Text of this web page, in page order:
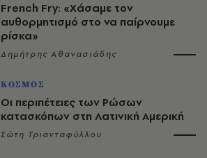
French Fry: «Χάσαμε τον
αυθορμητισμό στο να παίρνουμε
ρίσκα»
Δημήτρης Αθανασιάδης
ΚΟΣΜΟΣ
Οι περιπέτειες των Ρώσων
κατασκόπων στη Λατινική Αμερική
Σώτη Τριανταφύλλου